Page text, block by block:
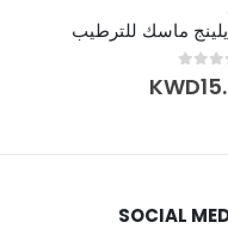
ماسك للترطيب
KWD
SOCIAL